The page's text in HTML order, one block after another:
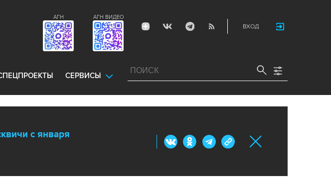
ВХОД
АГН ВИДЕО
АГН
СЕРВИСЫ
с января